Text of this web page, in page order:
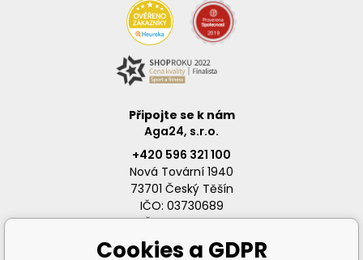
Připojte se k nám
Aga24, s.r.o.
+420 596 321 100
Nová Tovární 1940
73701 Český Těšín
IČO: 03730689
DIČ: CZ03730689
Cookies a GDPR